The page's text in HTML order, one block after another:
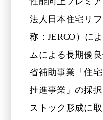
法人日本住宅リ
称：JERCO）に
ムによる長期優
省補助事業「住
推進事業」の採
ストック形成に